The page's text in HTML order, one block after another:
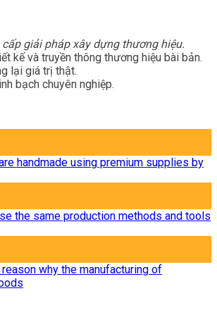
giải pháp xây dựng thương hiệu.
kế và truyền thông thương hiệu bài bản.
lại giá trị thật.
bạch chuyên nghiệp.
handmade using premium supplies by
the same production methods and tools
why the manufacturing of